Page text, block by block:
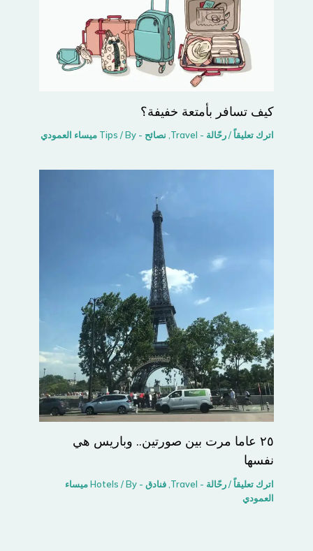
كيف تسافر بأمتعة خفيفة؟
اترك تعليقاً /رحّالة - Travel , نصائح - Tips/ By ميساء العمودي
٢٥ عاما مرت بين صورتين.. وباريس هي
نفسها
اترك تعليقاً /رحّالة - Travel ,فنادق - Hotels/ By
ميساء
العمودي